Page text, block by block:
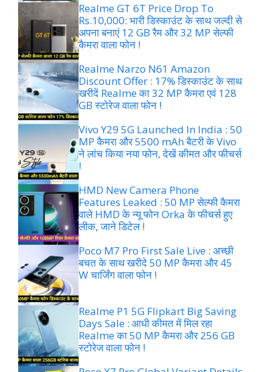
Realme GT 6T Price Drop To
Rs.10,000: भारी डिस्काउंट के साथ जल्दी से
अपना बनाएं 12 GB रैम और 32 MP सेल्फी
कैमरा वाला फोन !
Realme Narzo N61 Amazon
Discount Offer : 17% डिस्काउंट के साथ
खरीदें Realme का 32 MP कैमरा एवं 128
GB स्टोरेज वाला फोन !
Vivo Y29 5G Launched In India : 50
MP कैमरा और 5500 mAh बैटरी के Vivo
ने लांच किया नया फोन, देखें कीमत और फीचर्स
!
HMD New Camera Phone
Features Leaked : 50 MP सेल्फी कैमरा
वाले HMD के न्यू फोन Orka के फीचर्स हुए
लीक, जाने डिटेल !
Poco M7 Pro First Sale Live : अच्छी
बचत के साथ खरीदे 50 MP कैमरा और 45
W चार्जिंग वाला फोन !
Realme P1 5G Flipkart Big Saving
Days Sale : आधी कीमत में मिल रहा
Realme का 50 MP कैमरा और 256 GB
स्टोरेज वाला फोन !